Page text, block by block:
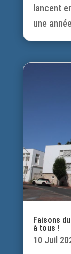
lancent
une
Faisons
à tous !
10 Juil